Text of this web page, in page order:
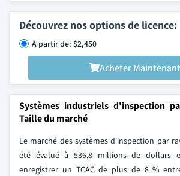
Découvrez nos options de licence:
À partir de: $2,450
Acheter Maintenant
Systèmes industriels d'inspection
Taille du marché
Le marché des systèmes d'inspection par
été évalué à 536,8 millions de dollars
enregistrer un TCAC de plus de 8 %